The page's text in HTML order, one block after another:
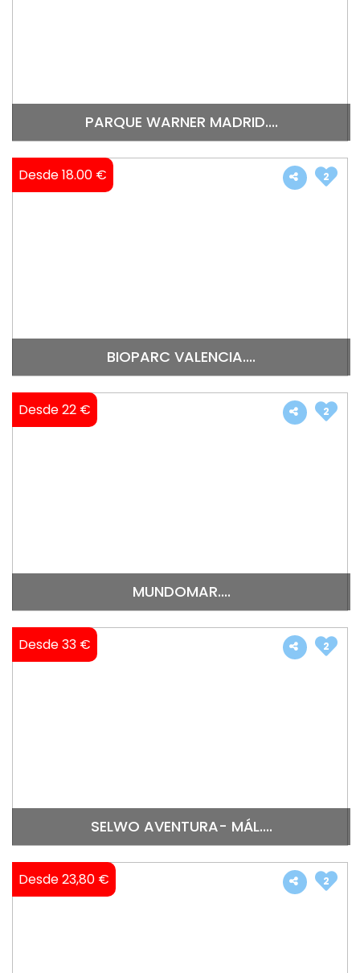
PARQUE WARNER MADRID....
Desde 18.00 €
BIOPARC VALENCIA....
2
Desde 22 €
MUNDOMAR....
2
Desde 33 €
SELWO AVENTURA- MÁL....
2
Desde 23,80 € 2